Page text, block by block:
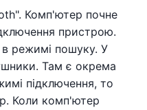
Комп'ютер почне
пристрою.
режимі пошуку. У
Там є окрема
підключення, то
Коли комп'ютер